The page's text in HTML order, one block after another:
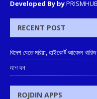
Developed By by
RECENT POST
বিদেশ যেতে মরিয়া, হাইকোর্ট আবেদন
দশে দশ
ROJDIN APPS